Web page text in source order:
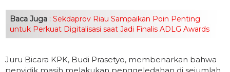
Baca Juga : Sekdaprov Riau Sampaikan Poin Penting
untuk Perkuat Digitalisasi saat Jadi Finalis ADLG Awards
Juru Bicara KPK, Budi Prasetyo, membenarkan bahwa